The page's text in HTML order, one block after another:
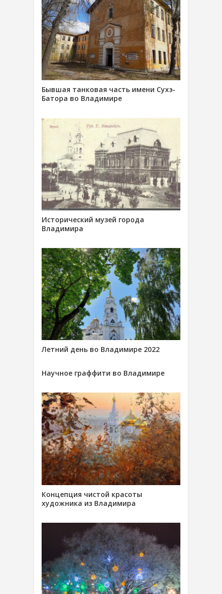
Бывшая танковая часть имени Сухэ-
Батора во Владимире
Исторический музей города
Владимира
Летний день во Владимире 2022
Научное граффити во Владимире
Концепция чистой красоты
художника из Владимира